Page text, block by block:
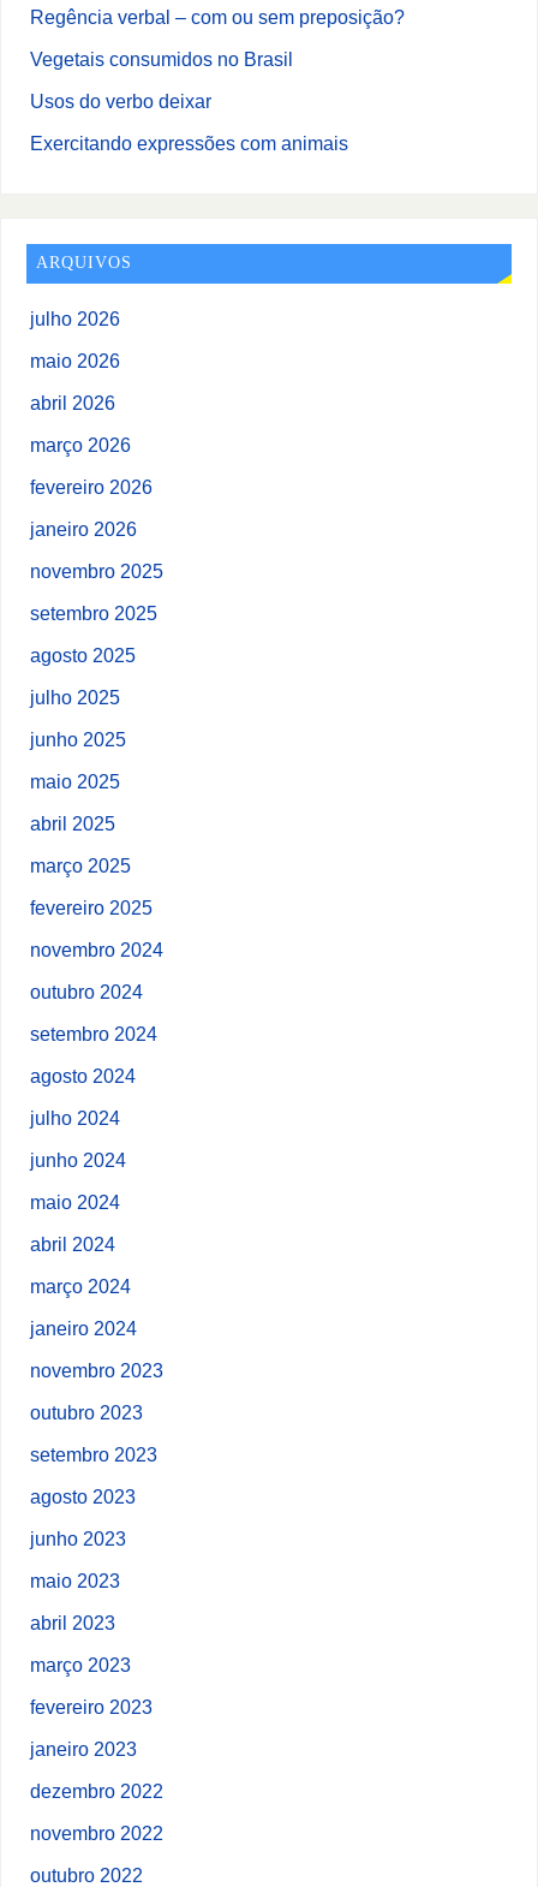
Regência verbal – com ou sem preposição?
Vegetais consumidos no Brasil
Usos do verbo deixar
Exercitando expressões com animais
ARQUIVOS
julho 2026
maio 2026
abril 2026
março 2026
fevereiro 2026
janeiro 2026
novembro 2025
setembro 2025
agosto 2025
julho 2025
junho 2025
maio 2025
abril 2025
março 2025
fevereiro 2025
novembro 2024
outubro 2024
setembro 2024
agosto 2024
julho 2024
junho 2024
maio 2024
abril 2024
março 2024
janeiro 2024
novembro 2023
outubro 2023
setembro 2023
agosto 2023
junho 2023
maio 2023
abril 2023
março 2023
fevereiro 2023
janeiro 2023
dezembro 2022
novembro 2022
outubro 2022